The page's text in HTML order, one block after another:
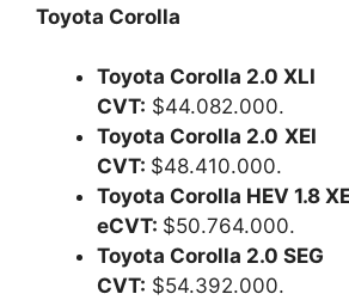
Toyota Corolla
Toyota Corolla 2.0 XLI
CVT: $44.082.000.
Toyota Corolla 2.0 XEI
CVT: $48.410.000.
Toyota Corolla HEV 1.8
eCVT: $50.764.000.
Toyota Corolla 2.0 SEG
CVT: $54.392.000.